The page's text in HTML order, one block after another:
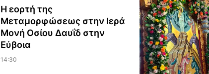
Η εορτή της
Μεταμορφώσεως στην Ιερά
Μονή Οσίου Δαυΐδ στην
Εύβοια
14:30